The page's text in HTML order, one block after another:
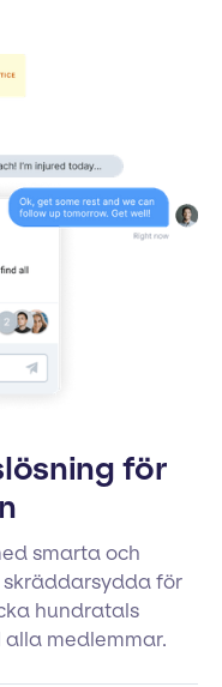
för
smarta och
för
hundratals
medlemmar.